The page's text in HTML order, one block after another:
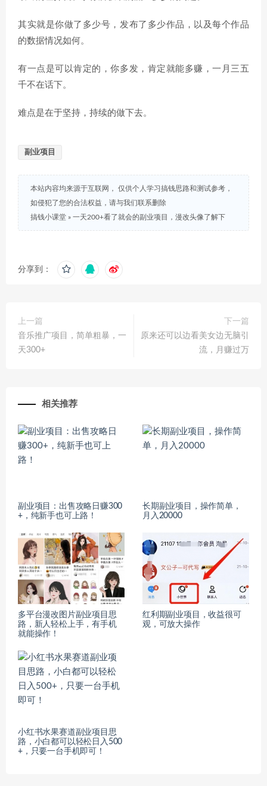
其实就是你做了多少号，发布了多少作品，以及每个作品
的数据情况如何。
有一点是可以肯定的，你多发，肯定就能多赚，一月三五
千不在话下。
难点是在于坚持，持续的做下去。
副业项目
本站内容均来源于互联网， 仅供个人学习搞钱思路和测试参考，
如侵犯了您的合法权益，请与我们联系删除
搞钱小课堂 » 一天200+看了就会的副业项目，漫改头像了解下
分享到：
上一篇
音乐推广项目，简单粗暴，一
天300+
下一篇
原来还可以边看美女边无脑引
流，月赚过万
相关推荐
副业项目：出售攻略日赚300
+，纯新手也可上路！
长期副业项目，操作简单，
月入20000
多平台漫改图片副业项目思
路，新人轻松上手，有手机
就能操作！
红利期副业项目，收益很可
观，可放大操作
小红书水果赛道副业项目思
路，小白都可以轻松日入500
+，只要一台手机即可！